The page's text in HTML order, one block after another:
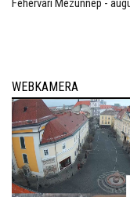
Fehérvári Mézünnep -
WEBKAMERA